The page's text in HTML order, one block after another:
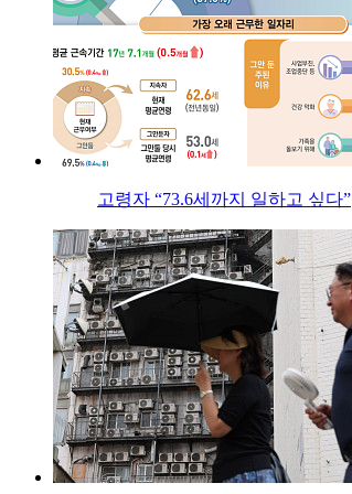
고령자 “73.6세까지 일하고 싶다”